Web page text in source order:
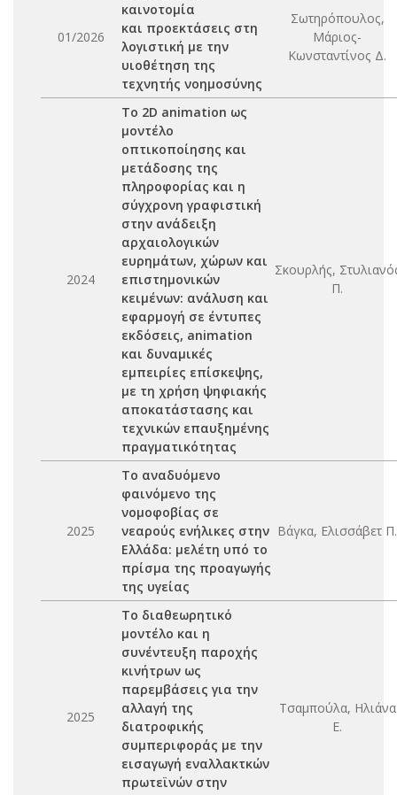
01/2026
καινοτομία
και προεκτάσεις στη
λογιστική με την
υιοθέτηση της
τεχνητής νοημοσύνης
Σωτηρόπουλος,
Μάριος-
Κωνσταντίνος Δ.
2024
Το 2D animation ως
μοντέλο
οπτικοποίησης και
μετάδοσης της
πληροφορίας και η
σύγχρονη γραφιστική
στην ανάδειξη
αρχαιολογικών
ευρημάτων, χώρων και
επιστημονικών
κειμένων: ανάλυση και
εφαρμογή σε έντυπες
εκδόσεις, animation
και δυναμικές
εμπειρίες επίσκεψης,
με τη χρήση ψηφιακής
αποκατάστασης και
τεχνικών επαυξημένης
πραγματικότητας
Σκουρλής,
Π.
2025
Το αναδυόμενο
φαινόμενο της
νομοφοβίας σε
νεαρούς ενήλικες στην
Ελλάδα: μελέτη υπό το
πρίσμα της προαγωγής
της υγείας
Βάγκα, Ελισσάβετ Π.
2025
Το διαθεωρητικό
μοντέλο και η
συνέντευξη παροχής
κινήτρων ως
παρεμβάσεις για την
αλλαγή της
διατροφικής
συμπεριφοράς με την
εισαγωγή εναλλακτκών
πρωτεϊνών στην
Τσαμπούλα, Ηλιάνα
Ε.